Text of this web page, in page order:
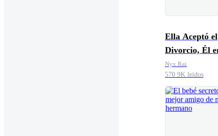
Ella Aceptó el
Divorcio, Él entró
en Pánico
Nyx Rai
570.9K leídos